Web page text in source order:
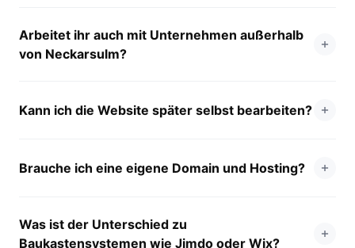
Arbeitet ihr auch mit Unternehmen außerhalb
von Neckarsulm?
Kann ich die Website später selbst bearbeiten?
Brauche ich eine eigene Domain und Hosting?
Was ist der Unterschied zu
Baukastensystemen wie Jimdo oder Wix?